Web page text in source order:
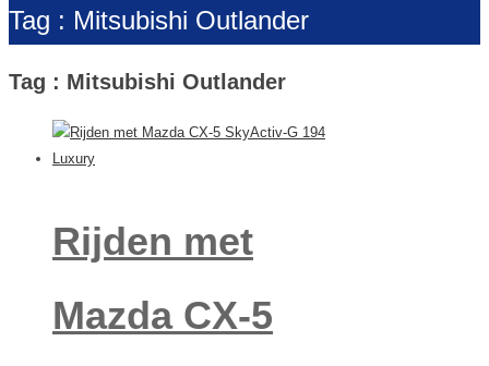
Tag : Mitsubishi Outlander
Tag : Mitsubishi Outlander
Rijden met
Mazda CX-5